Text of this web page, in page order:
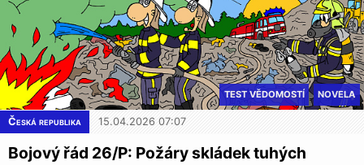
NOVELA
TEST VĚDOMOSTÍ
Česká republika 15.04.2026 07:07
Bojový řád 26/P: Požáry skládek tuhých